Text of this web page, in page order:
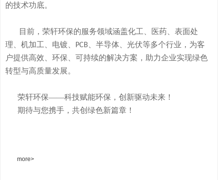
的技术功底。
目前，荣轩环保的服务领域涵盖化工、医药、表面处
理、机加工、电镀、
PCB
、半导体、光伏等多个行业，为客
户提供高效、环保、可持续的解决方案，助力企业实现绿色
转型与高质量发展。
荣轩环保——科技赋能环保，创新驱动未来！
期待与您携手，共创绿色新篇章！
more>